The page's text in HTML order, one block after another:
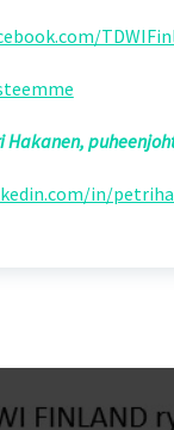
Hakanen,
in/